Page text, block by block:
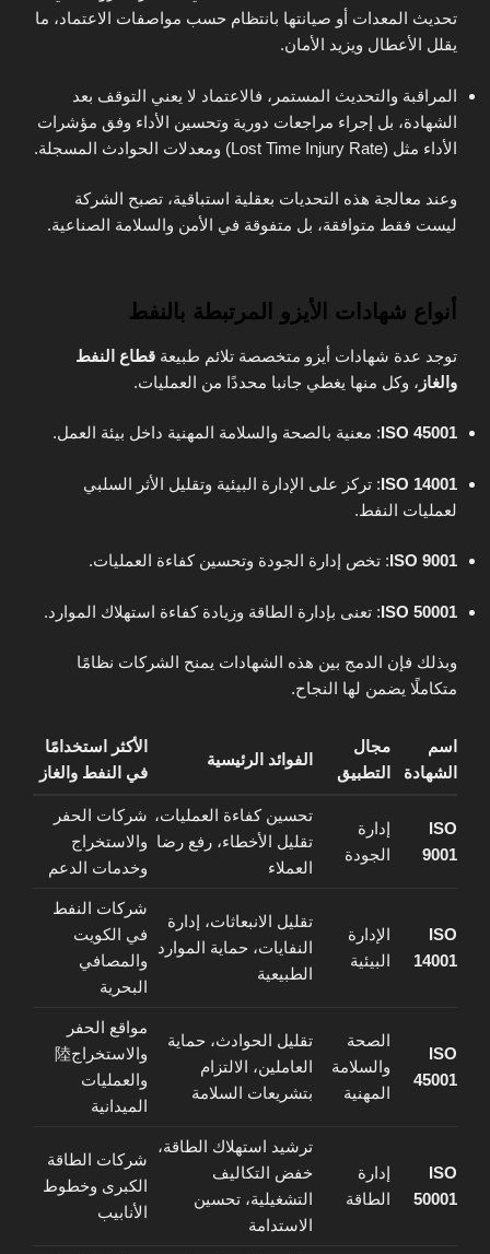
تحديث المعدات أو صيانتها بانتظام حسب مواصفات الاعتماد، ما
يقلل الأعطال ويزيد الأمان.
المراقبة والتحديث المستمر، فالاعتماد لا يعني التوقف بعد
الشهادة، بل إجراء مراجعات دورية وتحسين الأداء وفق مؤشرات
الأداء مثل (Lost Time Injury Rate) ومعدلات الحوادث المسجلة.
وعند معالجة هذه التحديات بعقلية استباقية، تصبح الشركة
ليست فقط متوافقة، بل متفوقة في الأمن والسلامة الصناعية.
أنواع شهادات الأيزو المرتبطة بالنفط
توجد عدة شهادات أيزو متخصصة تلائم طبيعة قطاع النفط
والغاز ، وكل منها يغطي جانبا محددًا من العمليات.
ISO 45001: معنية بالصحة والسلامة المهنية داخل بيئة العمل.
ISO 14001: تركز على الإدارة البيئية وتقليل الأثر السلبي
لعمليات النفط.
ISO 9001: تخص إدارة الجودة وتحسين كفاءة العمليات.
ISO 50001: تعنى بإدارة الطاقة وزيادة كفاءة استهلاك الموارد.
وبذلك فإن الدمج بين هذه الشهادات يمنح الشركات نظامًا
متكاملًا يضمن لها النجاح.
اسم
الشهادة
مجال
التطبيق
الفوائد الرئيسية
الأكثر استخدامًا
في النفط والغاز
ISO
9001
إدارة
الجودة
تحسين كفاءة العمليات،
تقليل الأخطاء، رفع رضا
العملاء
شركات الحفر
والاستخراج
وخدمات الدعم
ISO
14001
الإدارة
البيئية
تقليل الانبعاثات، إدارة
النفايات، حماية الموارد
الطبيعية
شركات النفط
في الكويت
والمصافي
البحرية
ISO
45001
الصحة
والسلامة
المهنية
تقليل الحوادث، حماية
العاملين، الالتزام
بتشريعات السلامة
مواقع الحفر
والاستخراج陸
والعمليات
الميدانية
ISO
50001
إدارة
الطاقة
ترشيد استهلاك الطاقة،
خفض التكاليف
التشغيلية، تحسين
الاستدامة
شركات الطاقة
الكبرى وخطوط
الأنابيب